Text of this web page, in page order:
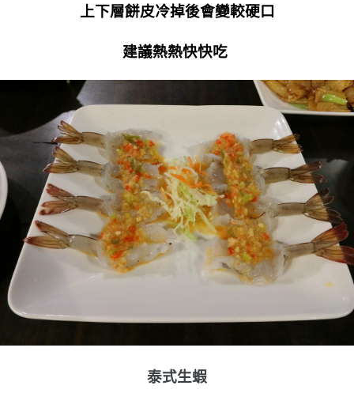
上下層餅皮冷掉後會變較硬口
建議熱熱快快吃
泰式生蝦